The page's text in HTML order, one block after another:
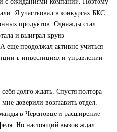
с ожиданиями компании. Поэтому
Я участвовал в конкурсах БКС
продуктов. Однажды стал
и выиграл круиз
еще продолжал активно учиться
в инвестициях и управлении
долго ждать. Спустя полтора
доверили возглавить отдел.
в Череповце и расширение
Но настоящий вызов ждал